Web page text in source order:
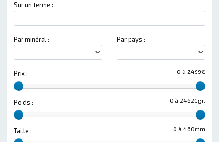
Sur un terme :
Par minéral : Par pays :
0 à 2499€
Prix :
0 à 24620gr.
Poids :
0 à 460mm
Taille :